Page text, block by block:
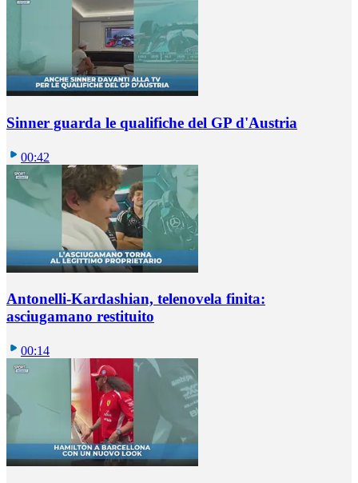
Sinner guarda le qualifiche del GP d'Austria
00:42
Antonelli-Kardashian, telenovela finita:
asciugamano restituito
00:14